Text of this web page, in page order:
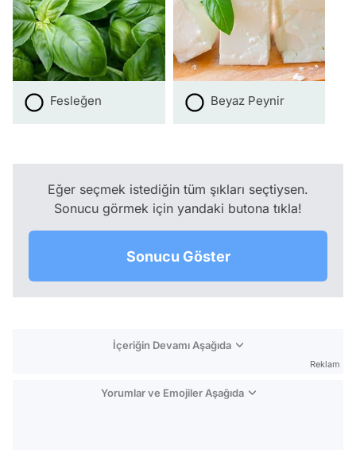
Fesleğen Beyaz Peynir
Eğer seçmek istediğin tüm şıkları seçtiysen.
Sonucu görmek için yandaki butona tıkla!
Sonucu Göster
İçeriğin Devamı Aşağıda
Reklam
Yorumlar ve Emojiler Aşağıda